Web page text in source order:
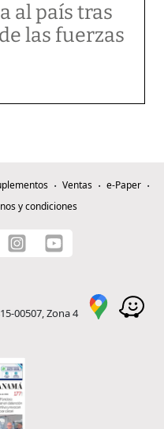
al país tras
las fuerzas
Ventas
e-Paper
y condiciones
00507, Zona 4